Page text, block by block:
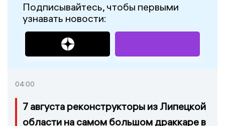
Подписывайтесь, чтобы первыми
узнавать новости:
04:00
7 августа реконструкторы из Липецкой
области на самом большом драккаре в